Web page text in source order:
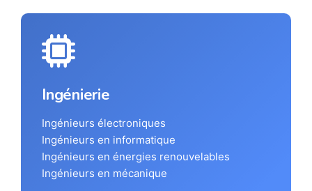
Ingénierie
Ingénieurs électroniques
Ingénieurs en informatique
Ingénieurs en énergies renouvelables
Ingénieurs en mécanique